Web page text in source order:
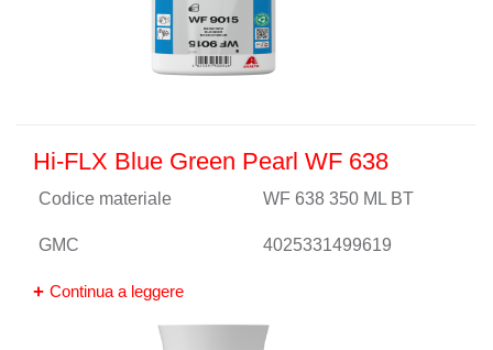
Hi-FLX Blue Green Pearl WF 638
Codice materiale WF 638 350 ML BT
GMC 4025331499619
Continua a leggere